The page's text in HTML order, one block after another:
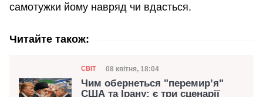
самотужки йому навряд чи вдасться.
Читайте також:
Категорія
СВІТ Дата публікації
08 квітня, 18:04
Чим обернеться "перемир’я"
США та Ірану: є три сценарії